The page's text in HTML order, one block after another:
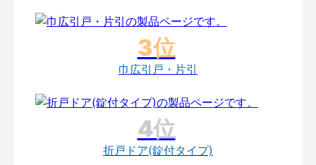
巾広引戸・片引
折戸ドア(錠付タイプ)